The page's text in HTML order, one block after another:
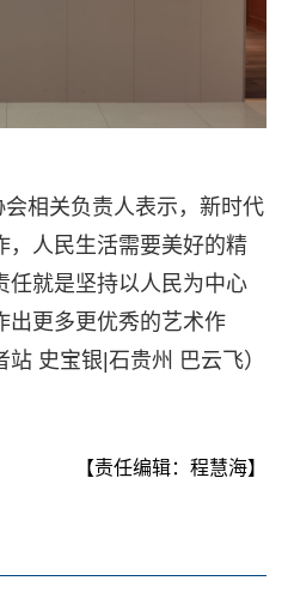
相关负责人表示，新时代
，人民生活需要美好的精
任就是坚持以人民为中心
出更多更优秀的艺术作
史宝银|石贵州 巴云飞）
【责任编辑：程慧海】